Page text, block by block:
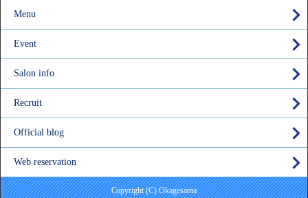
Menu
Event
Salon info
Recruit
Official blog
Web reservation
Copyright (C) Okagesama